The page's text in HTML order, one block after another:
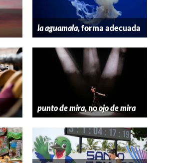
la aguamala, forma adecuada
punto de mira, noojo de mira